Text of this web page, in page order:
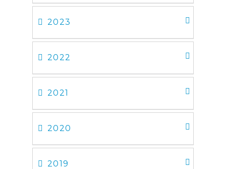
2023
2022
2021
2020
2019